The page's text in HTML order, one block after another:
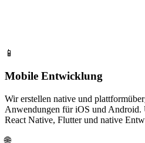
📱
Mobile Entwicklung
Wir erstellen native und
Anwendungen für iOS und Android.
React Native, Flutter und native
🌐